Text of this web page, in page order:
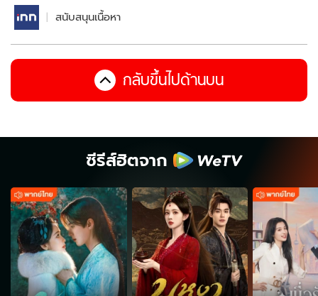
สนับสนุนเนื้อหา
กลับขึ้นไปด้านบน
ซีรีส์ฮิตจาก